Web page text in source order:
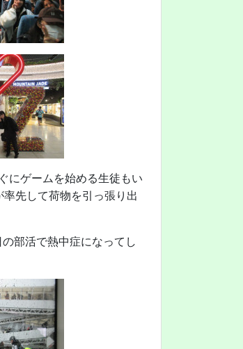
にゲームを始める生徒もい
先して荷物を引っ張り出
部活で熱中症になってし